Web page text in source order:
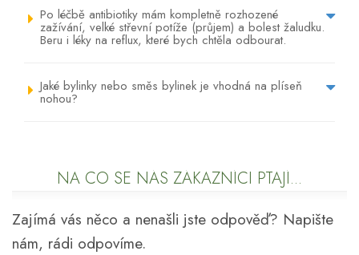
Po léčbě antibiotiky mám kompletně rozhozené
zažívání, velké střevní potíže (průjem) a bolest žaludku.
Beru i léky na reflux, které bych chtěla odbourat.
Jaké bylinky nebo směs bylinek je vhodná na plíseň
nohou?
NA CO SE NÁS ZÁKAZNÍCI PTAJÍ...
Zajímá vás něco a nenašli jste odpověď? Napište
nám, rádi odpovíme.